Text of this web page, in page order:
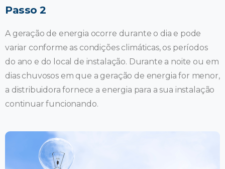
Passo 2
A geração de energia ocorre durante o dia e pode
variar conforme as condições climáticas, os períodos
do ano e do local de instalação. Durante a noite ou em
dias chuvosos em que a geração de energia for menor,
a distribuidora fornece a energia para a sua instalação
continuar funcionando.